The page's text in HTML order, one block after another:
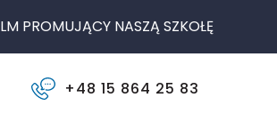
NASZĄ SZKOŁĘ
+48 15 864 25 83